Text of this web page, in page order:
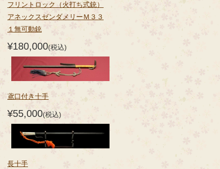
フリントロック（火打ち式銃）
アネックスゼンダメリーＭ３３
１無可動銃
¥180,000(税込)
鳶口付き十手
¥55,000(税込)
長十手